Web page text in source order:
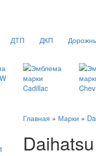
ДТП ДКП
Главная » Марки »